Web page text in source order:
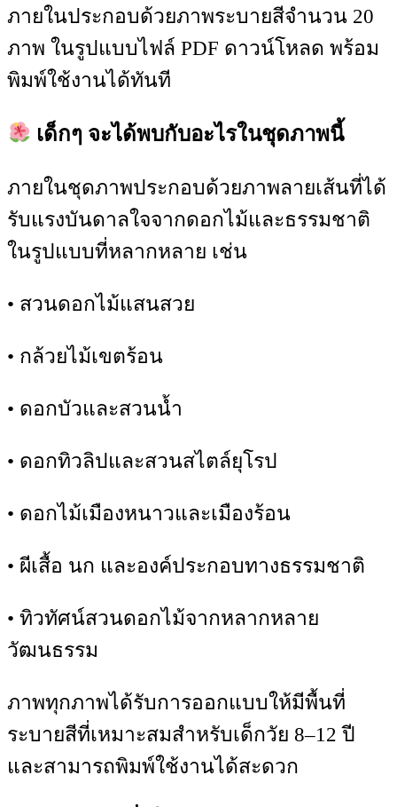
ภายในประกอบด้วยภาพระบายสีจำนวน 20
ภาพ ในรูปแบบไฟล์ PDF ดาวน์โหลด พร้อม
พิมพ์ใช้งานได้ทันที
เด็กๆ จะได้พบกับอะไรในชุดภาพนี้
ภายในชุดภาพประกอบด้วยภาพลายเส้นที่ได้
รับแรงบันดาลใจจากดอกไม้และธรรมชาติ
ในรูปแบบที่หลากหลาย เช่น
• สวนดอกไม้แสนสวย
• กล้วยไม้เขตร้อน
• ดอกบัวและสวนน้ำ
• ดอกทิวลิปและสวนสไตล์ยุโรป
• ดอกไม้เมืองหนาวและเมืองร้อน
• ผีเสื้อ นก และองค์ประกอบทางธรรมชาติ
• ทิวทัศน์สวนดอกไม้จากหลากหลาย
วัฒนธรรม
ภาพทุกภาพได้รับการออกแบบให้มีพื้นที่
ระบายสีที่เหมาะสมสำหรับเด็กวัย 8–12 ปี
และสามารถพิมพ์ใช้งานได้สะดวก